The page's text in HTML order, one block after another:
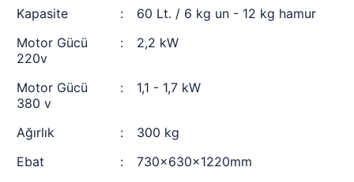
Kapasite
:
60 Lt. / 6 kg un - 12 kg hamur
Motor Gücü
220v
: 2,2 kW
Motor Gücü
380 v
: 1,1 - 1,7 kW
Ağırlık :
300 kg
Ebat
:
730x630x1220mm